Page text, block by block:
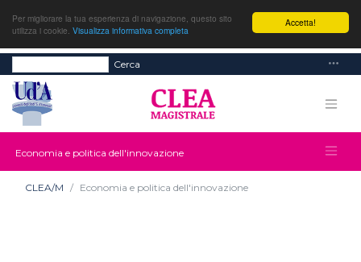
Accetta!
Per migliorare la tua esperienza di navigazione, questo sito
utilizza i cookie. Visualizza informativa completa
Cerca
Economia e politica dell'innovazione
CLEA/M Economia e politica dell'innovazione